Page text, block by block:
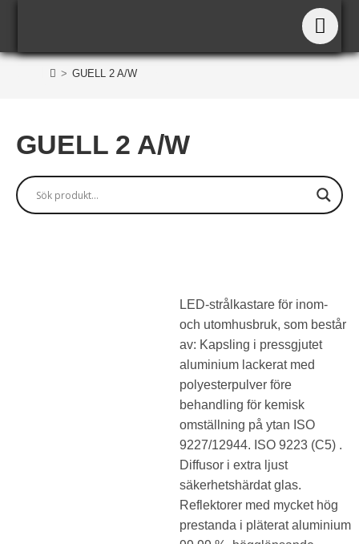
GUELL 2 A/W
> GUELL 2 A/W
GUELL 2 A/W
LED-strålkastare för inom-
och utomhusbruk, som består
av: Kapsling i pressgjutet
aluminium lackerat med
polyesterpulver före
behandling för kemisk
omställning på ytan ISO
9227/12944. ISO 9223 (C5) .
Diffusor i extra ljust
säkerhetshärdat glas.
Reflektorer med mycket hög
prestanda i pläterat aluminium